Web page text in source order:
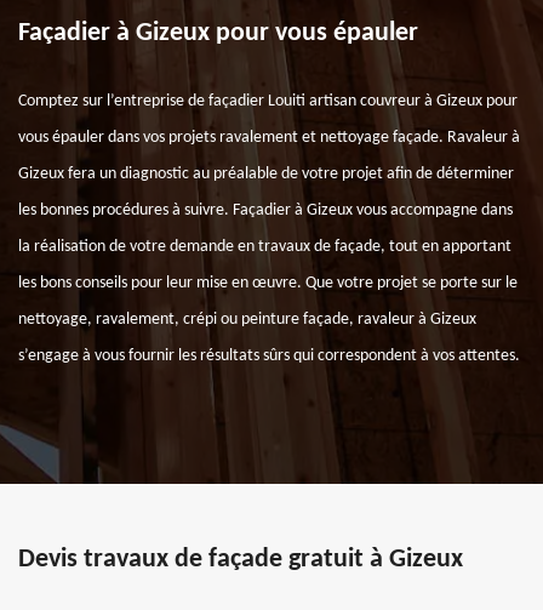
Façadier à Gizeux pour vous épauler
Comptez sur l’entreprise de façadier Louiti artisan couvreur à Gizeux pour
vous épauler dans vos projets ravalement et nettoyage façade. Ravaleur à
Gizeux fera un diagnostic au préalable de votre projet afin de déterminer
les bonnes procédures à suivre. Façadier à Gizeux vous accompagne dans
la réalisation de votre demande en travaux de façade, tout en apportant
les bons conseils pour leur mise en œuvre. Que votre projet se porte sur le
nettoyage, ravalement, crépi ou peinture façade, ravaleur à Gizeux
s’engage à vous fournir les résultats sûrs qui correspondent à vos attentes.
Devis travaux de façade gratuit à Gizeux